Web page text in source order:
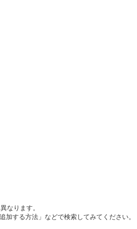
なります。
する方法」などで検索してみてください。